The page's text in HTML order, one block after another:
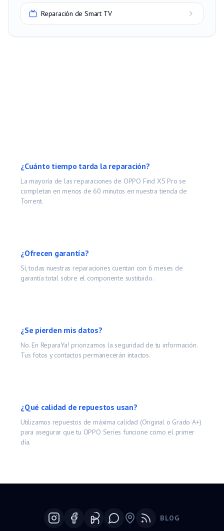
Reparación de Smart TV
¿Cuánto tiempo tarda la reparación?
La mayoría de las reparaciones de OPPO Find X5 Pro se
completan en menos de 60 minutos en nuestra tienda de
Torrent.
¿Ofrecen garantía?
Sí, todas nuestras reparaciones cuentan con 6 meses de
garantía total sobre el componente sustituido.
¿Se pierden mis datos?
No. En ReparaYa! priorizamos la seguridad de tu información.
Tus fotos y contactos permanecerán intactos.
¿Qué calidad de repuestos usan?
Utilizamos repuestos de máxima calidad (Original o Grado A+)
para asegurar que tu OPPO Series funcione como el primer
día.
BLOG